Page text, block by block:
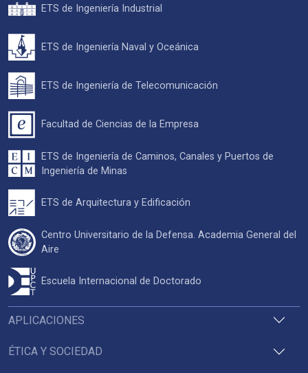
APLICACIONES
ÉTICA Y SOCIEDAD
ETS de Ingeniería Industrial
ETS de Ingeniería Naval y Oceánica
ETS de Ingeniería de Telecomunicación
Facultad de Ciencias de la Empresa
ETS de Ingeniería de Caminos, Canales y Puertos de
Ingeniería de Minas
ETS de Arquitectura y Edificación
Centro Universitario de la Defensa. Academia General del
Aire
Escuela Internacional de Doctorado